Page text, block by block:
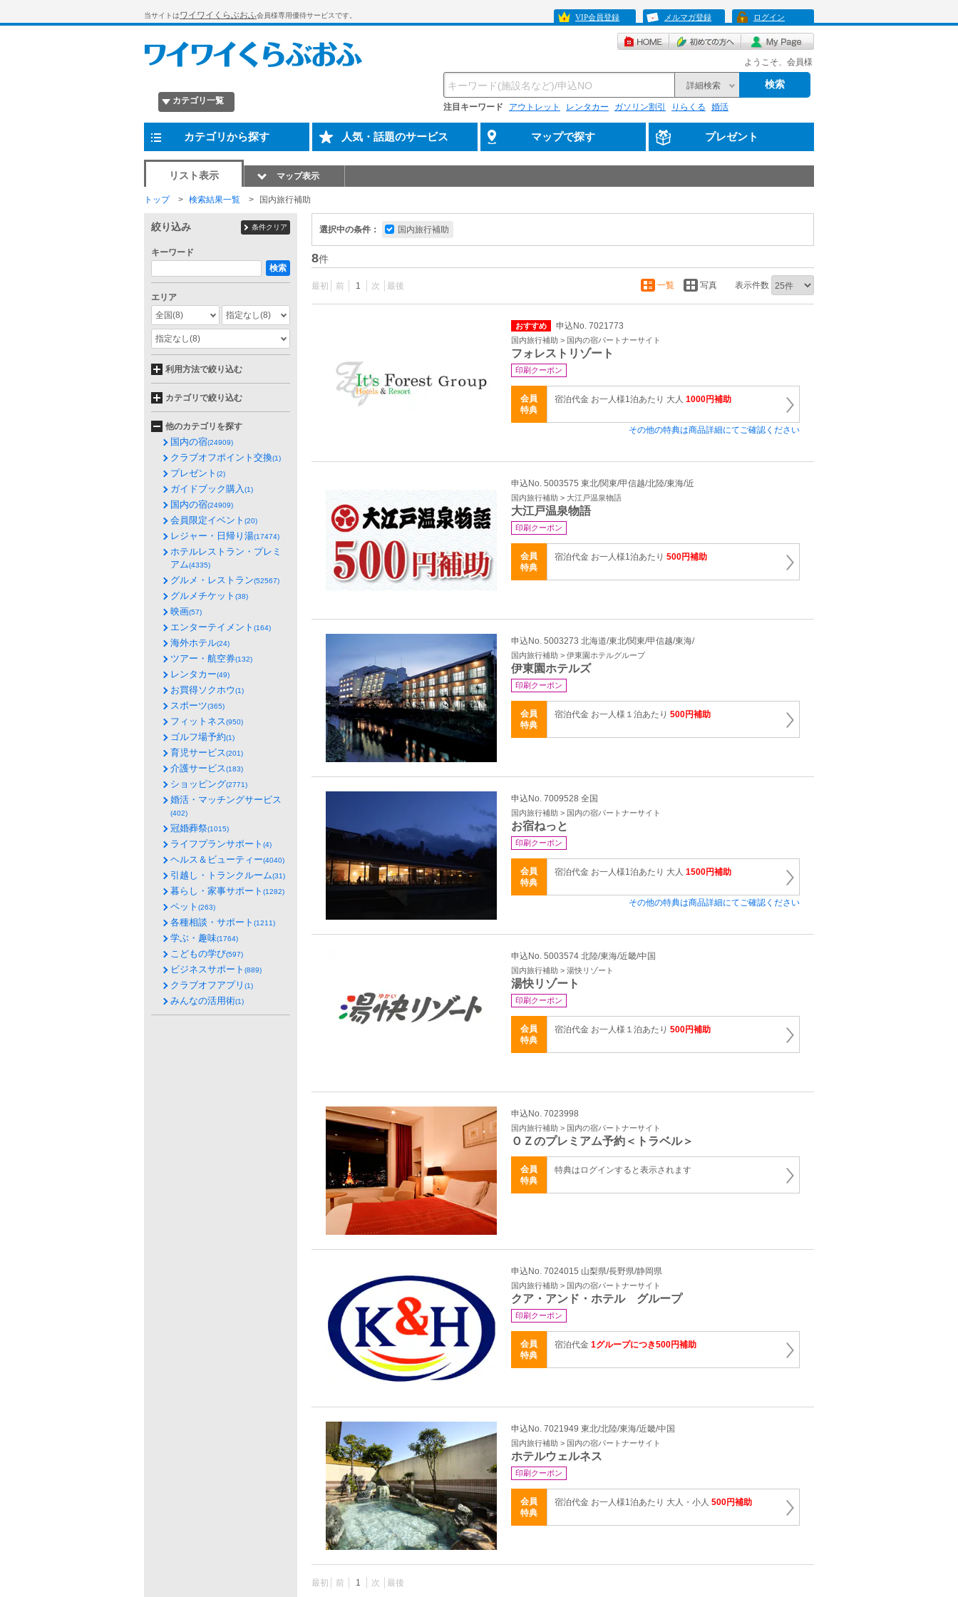
当サイトはワイワイくらぶおふ会員様専用優待サービスです。 VIP会員登録 メルマガ登録 ログイン
ようこそ、会員様
カテゴリ一覧
詳細検索 検索
注目キーワード アウトレット レンタカー ガソリン割引 りらくる 婚活
カテゴリから探す 人気・話題のサービス マップで探す プレゼント
リスト表示 マップ表示
トップ 検索結果一覧 国内旅行補助
選択中の条件： 国内旅行補助
8件
最初 前 1 次 最後 一覧 写真 表示件数
おすすめ 申込No. 7021773
国内旅行補助 > 国内の宿パートナーサイト
フォレストリゾート
印刷クーポン
会員
特典
宿泊代金 お一人様1泊あたり 大人 1000円補助
その他の特典は商品詳細にてご確認ください
申込No. 5003575 東北/関東/甲信越/北陸/東海/近
国内旅行補助 > 大江戸温泉物語
大江戸温泉物語
印刷クーポン
会員
特典
宿泊代金 お一人様1泊あたり 500円補助
申込No. 5003273 北海道/東北/関東/甲信越/東海/
国内旅行補助 > 伊東園ホテルグループ
伊東園ホテルズ
印刷クーポン
会員
特典
宿泊代金 お一人様１泊あたり 500円補助
申込No. 7009528 全国
国内旅行補助 > 国内の宿パートナーサイト
お宿ねっと
印刷クーポン
会員
特典
宿泊代金 お一人様1泊あたり 大人 1500円補助
その他の特典は商品詳細にてご確認ください
申込No. 5003574 北陸/東海/近畿/中国
国内旅行補助 > 湯快リゾート
湯快リゾート
印刷クーポン
会員
特典
宿泊代金 お一人様１泊あたり 500円補助
申込No. 7023998
国内旅行補助 > 国内の宿パートナーサイト
ＯＺのプレミアム予約＜トラベル＞
会員
特典
特典はログインすると表示されます
申込No. 7024015 山梨県/長野県/静岡県
国内旅行補助 > 国内の宿パートナーサイト
クア・アンド・ホテル グループ
印刷クーポン
会員
特典
宿泊代金 1グループにつき500円補助
申込No. 7021949 東北/北陸/東海/近畿/中国
国内旅行補助 > 国内の宿パートナーサイト
ホテルウェルネス
印刷クーポン
会員
特典
宿泊代金 お一人様1泊あたり 大人・小人 500円補助
最初 前 1 次 最後
絞り込み 条件クリア
キーワード
検索
エリア
全国(8) 指定なし(8)
指定なし(8)
利用方法で絞り込む
カテゴリで絞り込む
他のカテゴリを探す
国内の宿(24909)
クラブオフポイント交換(1)
プレゼント (2)
ガイドブック購入(1)
国内の宿(24909)
会員限定イベント (20)
レジャー・日帰り湯(17474)
ホテルレストラン・プレミ
アム(4335)
グルメ・レストラン(52567)
グルメチケット (38)
映画(57)
エンターテイメント (164)
海外ホテル(24)
ツアー・航空券(132)
レンタカー(49)
お買得ソクホウ(1)
スポーツ(365)
フィットネス(950)
ゴルフ場予約(1)
育児サービス(201)
介護サービス(183)
ショッピング(2771)
婚活・マッチングサービス
(402)
冠婚葬祭(1015)
ライフプランサポート (4)
ヘルス＆ビューティー(4040)
引越し・トランクルーム(31)
暮らし・家事サポート (1282)
ペット (263)
各種相談・サポート (1211)
学ぶ・趣味(1764)
こどもの学び(597)
ビジネスサポート (889)
クラブオフアプリ (1)
みんなの活用術(1)